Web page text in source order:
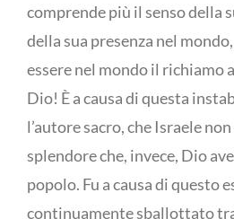
comprende più il senso della
della sua presenza nel
essere nel mondo il richiamo
Dio! È a causa di questa
l’autore sacro, che Israele
splendore che, invece, Dio
popolo. Fu a causa di questo
continuamente sballottato